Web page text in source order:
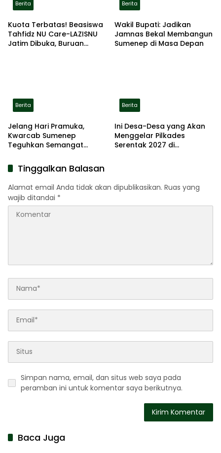
Berita
Kuota Terbatas! Beasiswa
Tahfidz NU Care-LAZISNU
Jatim Dibuka, Buruan
Berita
Wakil Bupati: Jadikan
Jamnas Bekal Membangun
Sumenep di Masa Depan
Berita
Jelang Hari Pramuka,
Kwarcab Sumenep
Teguhkan Semangat
Pahlawan
Berita
Ini Desa-Desa yang Akan
Menggelar Pilkades
Serentak 2027 di
Tinggalkan Balasan
Alamat email Anda tidak akan dipublikasikan. Ruas yang
wajib ditandai *
Simpan nama, email, dan situs web saya pada
peramban ini untuk komentar saya berikutnya.
Baca Juga